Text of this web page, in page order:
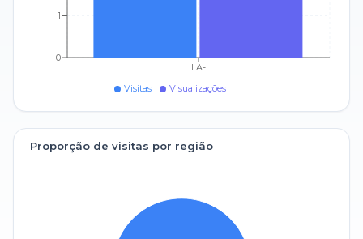
LA-
0
1
Visitas Visualizações
Proporção de visitas por região